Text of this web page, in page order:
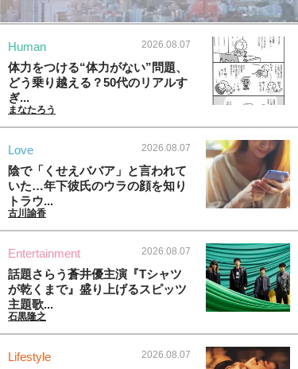
Human 2026.08.07
体力をつける“体力がない”問題、
どう乗り越える？50代のリアルす
ぎ...
まなたろう
Love 2026.08.07
陰で「くせえババア」と言われて
いた…年下彼氏のウラの顔を知り
トラウ...
古川諭香
Entertainment 2026.08.07
話題さらう蒼井優主演『Tシャツ
が乾くまで』盛り上げるスピッツ
主題歌...
石黒隆之
Lifestyle 2026.08.07